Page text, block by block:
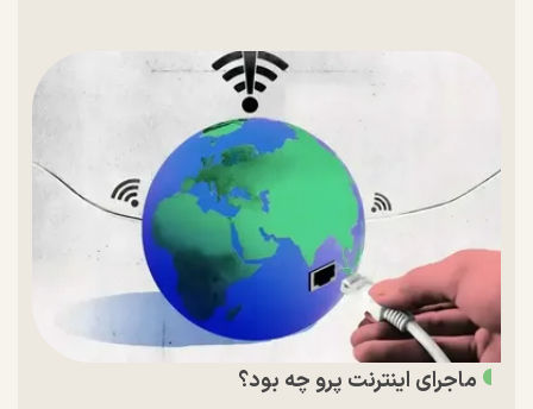
ماجرای اینترنت پرو چه بود؟